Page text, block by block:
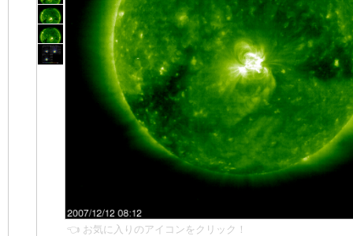
👈 お気に入りのアイコンをクリック！